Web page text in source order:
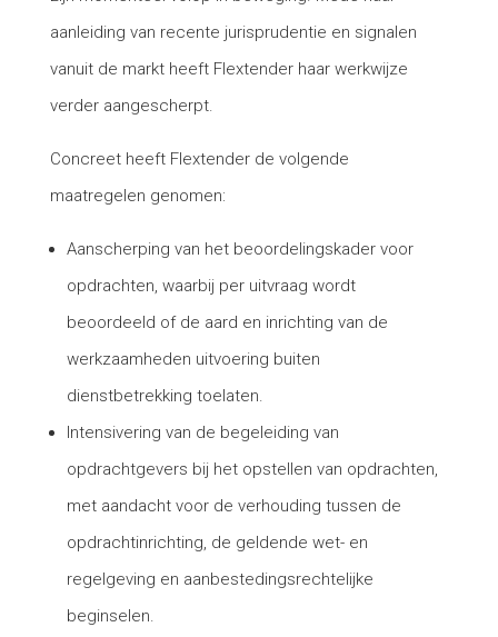
aanleiding van recente jurisprudentie en signalen
vanuit de markt heeft Flextender haar werkwijze
verder aangescherpt.
Concreet heeft Flextender de volgende
maatregelen genomen:
Aanscherping van het beoordelingskader voor
opdrachten, waarbij per uitvraag wordt
beoordeeld of de aard en inrichting van de
werkzaamheden uitvoering buiten
dienstbetrekking toelaten.
Intensivering van de begeleiding van
opdrachtgevers bij het opstellen van opdrachten,
met aandacht voor de verhouding tussen de
opdrachtinrichting, de geldende wet- en
regelgeving en aanbestedingsrechtelijke
beginselen.